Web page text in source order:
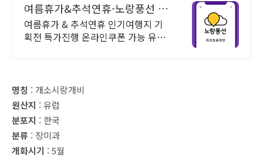
여름휴가&추석연휴-노랑풍선 기
획전 특가 진행
여름휴가 & 추석연휴 인기여행지 기
획전 특가진행 온라인쿠폰 가능 유럽
명칭 : 개소시랑개비
원산지 : 유럽
분포지 : 한국
분류 : 장미과
개화시기 : 5월